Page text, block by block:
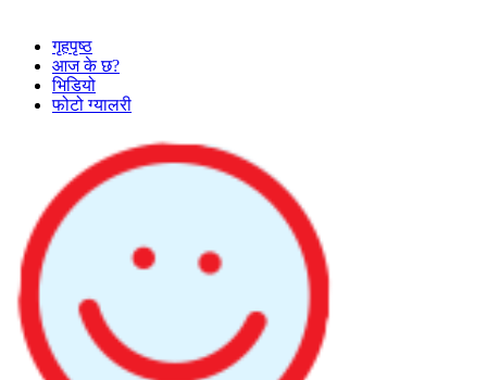
गृहपृष्ठ
आज के छ?
भिडियो
फोटो ग्यालरी